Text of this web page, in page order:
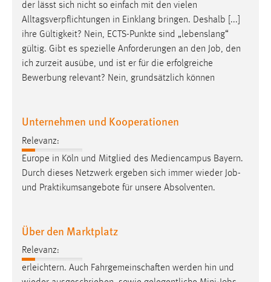
der lässt sich nicht so einfach mit den vielen
Alltagsverpflichtungen in Einklang bringen. Deshalb [...]
ihre Gültigkeit? Nein, ECTS-Punkte sind „lebenslang“
gültig. Gibt es spezielle Anforderungen an den Job, den
ich zurzeit ausübe, und ist er für die erfolgreiche
Bewerbung relevant? Nein, grundsätzlich können
Unternehmen und Kooperationen
Relevanz:
Europe in Köln und Mitglied des Mediencampus Bayern.
Durch dieses Netzwerk ergeben sich immer wieder Job-
und Praktikumsangebote für unsere Absolventen.
Über den Marktplatz
Relevanz:
erleichtern. Auch Fahrgemeinschaften werden hin und